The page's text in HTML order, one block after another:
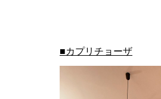
■カプリチョーザ